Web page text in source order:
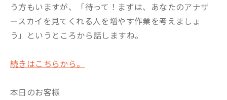
う方もいますが、「待って！まずは、あなたのアナザ
ースカイを見てくれる人を増やす作業を考えましょ
う」というところから話しますね。
続きはこちらから。
本日のお客様